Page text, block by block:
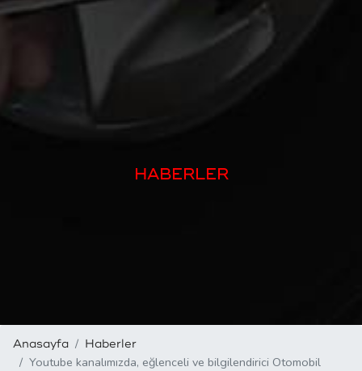
HABERLER
Anasayfa Haberler
Youtube kanalımızda, eğlenceli ve bilgilendirici Otomobil